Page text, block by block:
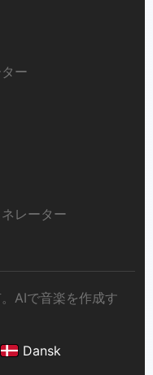
ー
レーター
AIで音楽を作成す
Dansk